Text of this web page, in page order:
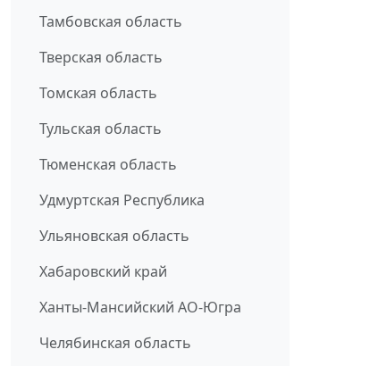
Тамбовская область
Тверская область
Томская область
Тульская область
Тюменская область
Удмуртская Республика
Ульяновская область
Хабаровский край
Ханты-Мансийский АО-Югра
Челябинская область